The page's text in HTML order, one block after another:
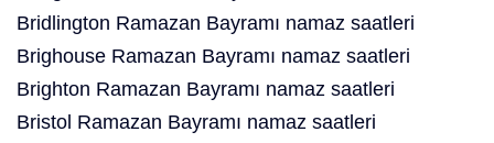
Bridlington Ramazan Bayramı namaz saatleri
Brighouse Ramazan Bayramı namaz saatleri
Brighton Ramazan Bayramı namaz saatleri
Bristol Ramazan Bayramı namaz saatleri